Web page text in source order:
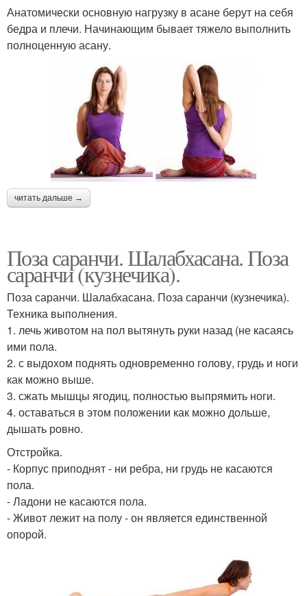
Анатомически основную нагрузку в асане берут на себя
бедра и плечи. Начинающим бывает тяжело выполнить
полноценную асану.
читать дальше →
Поза саранчи. Шалабхасана. Поза
саранчи (кузнечика).
Поза саранчи. Шалабхасана. Поза саранчи (кузнечика).
Техника выполнения.
1. лечь животом на пол вытянуть руки назад (не касаясь
ими пола.
2. с выдохом поднять одновременно голову, грудь и ноги
как можно выше.
3. сжать мышцы ягодиц, полностью выпрямить ноги.
4. оставаться в этом положении как можно дольше,
дышать ровно.
Отстройка.
- Корпус приподнят - ни ребра, ни грудь не касаются
пола.
- Ладони не касаются пола.
- Живот лежит на полу - он является единственной
опорой.